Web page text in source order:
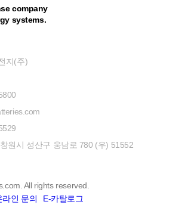
company
systems.
지(주)
원시 성산구 웅남로 780 (우) 51552
All rights reserved.
라인 문의 E-카탈로그